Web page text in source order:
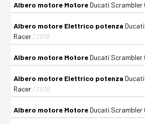
Albero motore Motore Ducati Scrambler
Albero motore Elettrico potenza
Racer | 2018
Albero motore Motore Ducati Scrambler
Albero motore Elettrico potenza
Racer | 2019
Albero motore Motore Ducati Scrambler